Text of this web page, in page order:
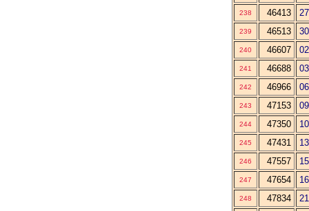
238 46413
239 46513
240 46607
241 46688
242 46966
243 47153
244 47350
245 47431
246 47557
247 47654
248 47834